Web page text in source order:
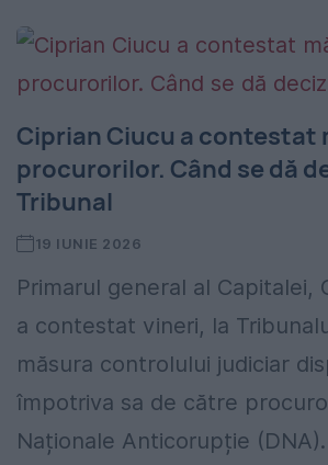
Ciprian Ciucu a contestat
procurorilor. Când se dă
Tribunal
19 IUNIE 2026
Primarul general al Capitalei,
a contestat vineri, la
măsura controlului judiciar
împotriva sa de către
Naționale Anticorupție